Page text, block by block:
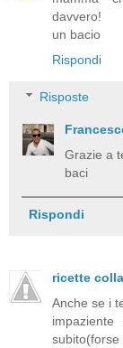
davvero!
un bacio
Rispondi
Risposte
Grazie a
baci
Rispondi
ricette
Anche se i